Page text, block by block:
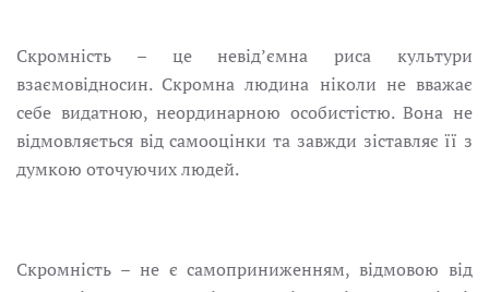
Скромність – це невід’ємна риса культури
взаємовідносин. Скромна людина ніколи не вважає
себе видатною, неординарною особистістю. Вона не
відмовляється від самооцінки та завжди зіставляє її з
думкою оточуючих людей.
Скромність – не є самоприниженням, відмовою від